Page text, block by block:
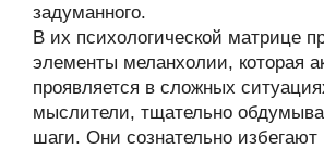
задуманного.
В их психологической матрице
элементы меланхолии, которая
проявляется в сложных
мыслители, тщательно
шаги. Они сознательно